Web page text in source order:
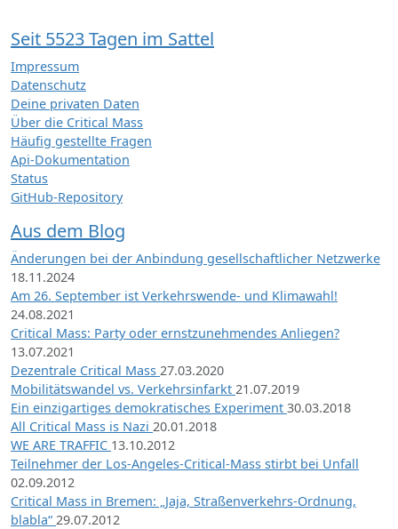
Seit 5523 Tagen im Sattel
Impressum
Datenschutz
Deine privaten Daten
Über die Critical Mass
Häufig gestellte Fragen
Api-Dokumentation
Status
GitHub-Repository
Aus dem Blog
Änderungen bei der Anbindung gesellschaftlicher Netzwerke
18.11.2024
Am 26. September ist Verkehrswende- und Klimawahl!
24.08.2021
Critical Mass: Party oder ernstzunehmendes Anliegen?
13.07.2021
Dezentrale Critical Mass 27.03.2020
Mobilitätswandel vs. Verkehrsinfarkt 21.07.2019
Ein einzigartiges demokratisches Experiment 30.03.2018
All Critical Mass is Nazi 20.01.2018
WE ARE TRAFFIC 13.10.2012
Teilnehmer der Los-Angeles-Critical-Mass stirbt bei Unfall
02.09.2012
Critical Mass in Bremen: „Jaja, Straßenverkehrs-Ordnung,
blabla“ 29.07.2012